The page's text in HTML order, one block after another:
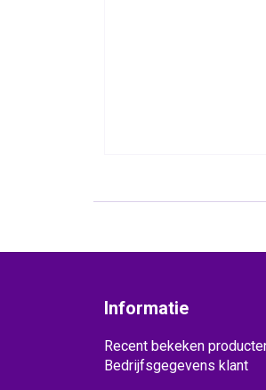
Informatie
Recent bekeken
Bedrijfsgegevens klant